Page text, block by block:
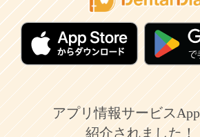
アプリ情報サービス
紹介されました！